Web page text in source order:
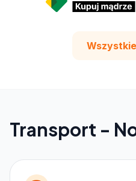
Transport -